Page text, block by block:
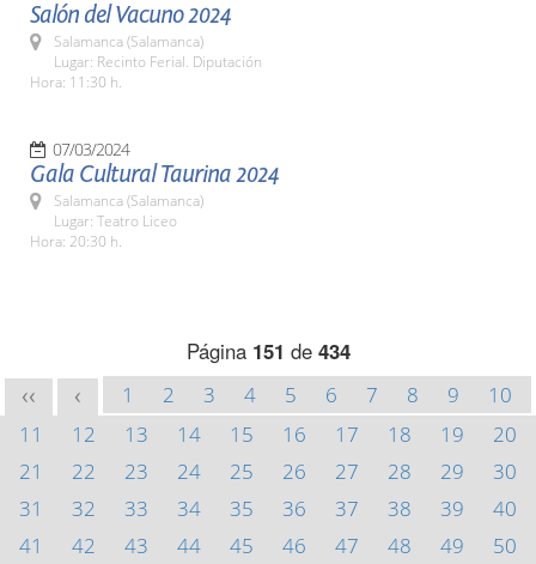
Salón del Vacuno 2024
Salamanca (Salamanca)
Lugar: Recinto Ferial. Diputación
Hora: 11:30 h.
07/03/2024
Gala Cultural Taurina 2024
Salamanca (Salamanca)
Lugar: Teatro Liceo
Hora: 20:30 h.
Página 151 de 434
<< < 1 2 3 4 5 6 7 8 9
10
11
12 13 14 15 16 17 18 19
20
21
22 23 24 25 26 27 28 29
30
31
32 33 34 35 36 37 38 39
40
41
42 43 44 45 46 47 48 49
50